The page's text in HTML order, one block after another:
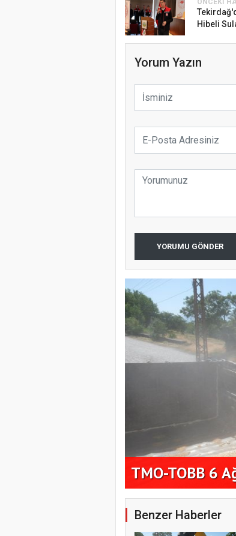
Hibeli
Yorum Yazın
YORUMU GÖNDER
TMO-TOBB 6
Benzer Haberler